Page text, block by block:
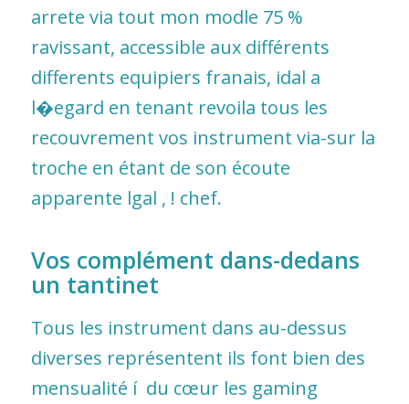
arrete via tout mon modle 75 %
ravissant, accessible aux différents
differents equipiers franais, idal a
l�egard en tenant revoila tous les
recouvrement vos instrument via-sur la
troche en étant de son écoute
apparente lgal , ! chef.
Vos complément dans-dedans
un tantinet
Tous les instrument dans au-dessus
diverses représentent ils font bien des
mensualité í du cœur les gaming